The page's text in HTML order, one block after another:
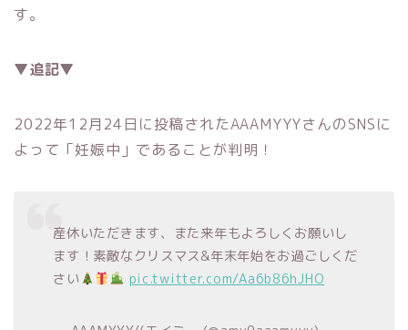
す。
▼追記▼
2022年12月24日に投稿されたAAAMYYYさんのSNSに
よって「妊娠中」であることが判明！
産休いただきます、また来年もよろしくお願いし
ます！素敵なクリスマス&年末年始をお過ごしくだ
さい
pic.twitter.com/Aa6b86hJHO